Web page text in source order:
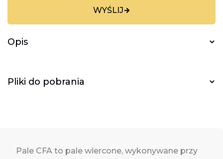
Pale CFA to pale wiercone, wykonywane przy
WYŚLIJ
Opis
Pliki do pobrania